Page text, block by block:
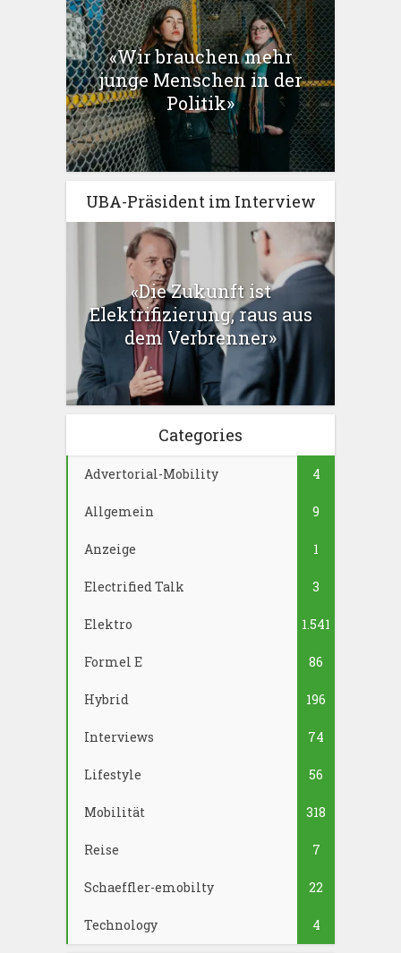
«Wir brauchen mehr
junge Menschen in der
Politik»
UBA-Präsident im Interview
«Die Zukunft ist
Elektrifizierung, raus aus
dem Verbrenner»
Categories
Advertorial-Mobility 4
Allgemein 9
Anzeige 1
Electrified Talk 3
Elektro 1.541
Formel E 86
Hybrid 196
Interviews 74
Lifestyle 56
Mobilität 318
Reise 7
Schaeffler-emobilty 22
Technology 4